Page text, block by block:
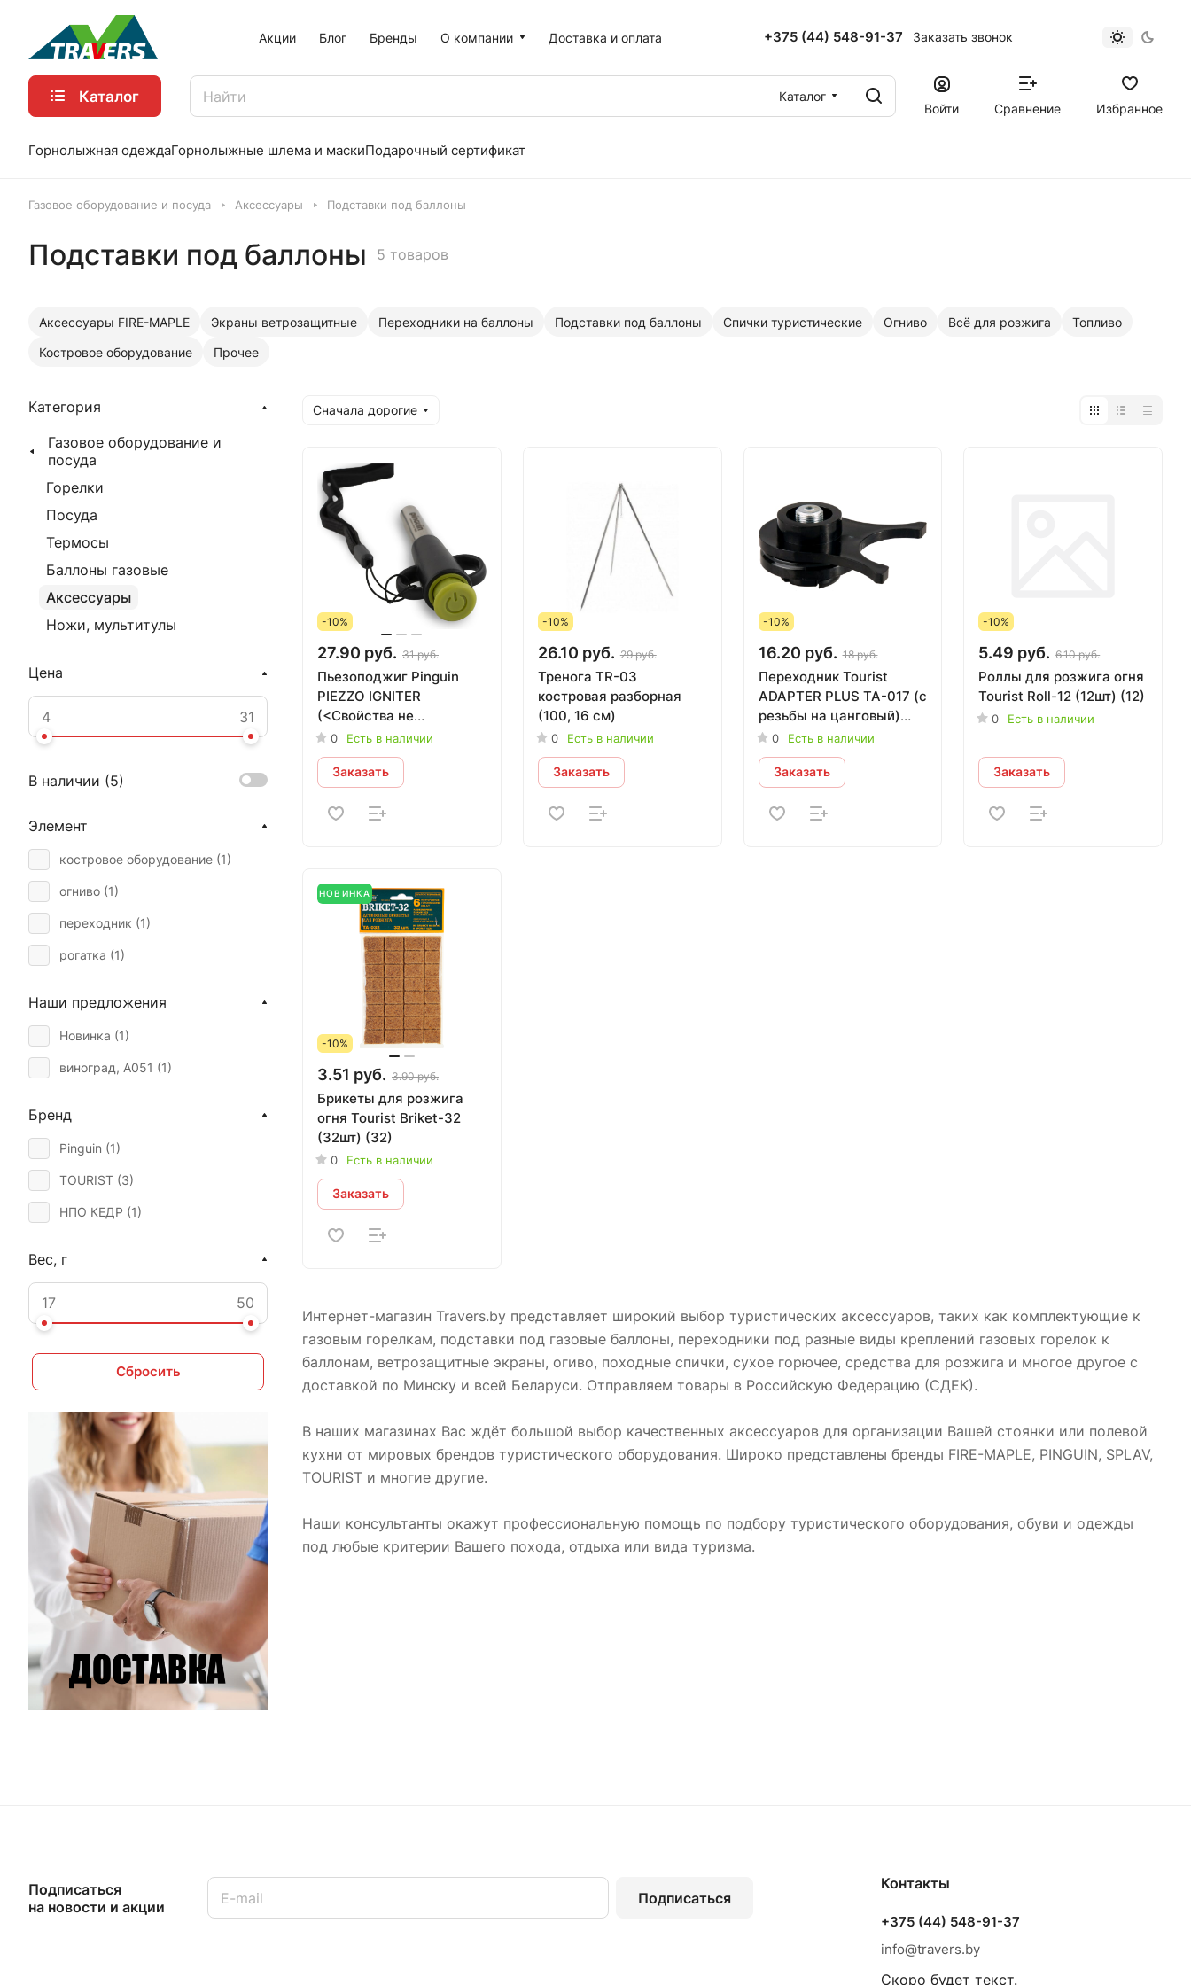
Акции Блог Бренды О компании Доставка и оплата +375 (44) 548-91-37 Заказать звонок
Каталог
Каталог
Войти
Сравнение Избранное
Горнолыжная одеждаГорнолыжные шлема и маскиПодарочный сертификат
Газовое оборудование и посуда Аксессуары Подставки под баллоны
Подставки под баллоны 5 товаров
Аксессуары FIRE-MAPLE Экраны ветрозащитные Переходники на баллоны Подставки под баллоны Спички туристические Огниво Всё для розжига
Топливо
Костровое оборудование
Прочее
Сначала дорогие
-10%
27.90 руб. 31 руб.
Пьезоподжиг Pinguin
PIEZZO IGNITER
(<Свойства не
назначены>)
0 Есть в наличии
Заказать
-10%
26.10 руб. 29 руб.
Тренога TR-03
костровая разборная
(100, 16 см)
0 Есть в наличии
Заказать
-10%
16.20 руб. 18 руб.
Переходник Tourist
ADAPTER PLUS TA-017 (с
резьбы на цанговый)
(<Свойства не
назначены>)
0 Есть в наличии
Заказать
-10%
5.49 руб. 6.10 руб.
Роллы для розжига огня
Tourist Roll-12 (12шт) (12)
0 Есть в наличии
Заказать
НОВИНКА
-10%
3.51 руб. 3.90 руб.
Брикеты для розжига
огня Tourist Briket-32
(32шт) (32)
0 Есть в наличии
Заказать
Интернет-магазин Travers.by представляет широкий выбор туристических аксессуаров, таких как комплектующие к
газовым горелкам, подставки под газовые баллоны, переходники под разные виды креплений газовых горелок к
баллонам, ветрозащитные экраны, огиво, походные спички, сухое горючее, средства для розжига и многое другое с
доставкой по Минску и всей Беларуси. Отправляем товары в Российскую Федерацию (СДЕК).
В наших магазинах Вас ждёт большой выбор качественных аксессуаров для организации Вашей стоянки или полевой
кухни от мировых брендов туристического оборудования. Широко представлены бренды FIRE-MAPLE, PINGUIN, SPLAV,
TOURIST и многие другие.
Наши консультанты окажут профессиональную помощь по подбору туристического оборудования, обуви и одежды
под любые критерии Вашего похода, отдыха или вида туризма.
Категория
Газовое оборудование и
посуда
Горелки
Посуда
Термосы
Баллоны газовые
Аксессуары
Ножи, мультитулы
Цена
В наличии (5)
Элемент
костровое оборудование (1)
огниво (1)
переходник (1)
рогатка (1)
Наши предложения
Новинка (1)
виноград, А051 (1)
Бренд
Pinguin (1)
TOURIST (3)
НПО КЕДР (1)
Вес, г
Сбросить
Подписаться
на новости и акции
Подписаться
Контакты
+375 (44) 548-91-37
info@travers.by
Скоро будет текст.